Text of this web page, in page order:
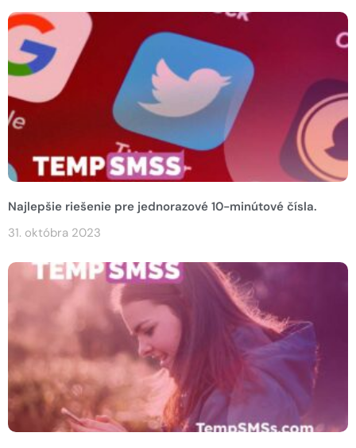
Najlepšie riešenie pre jednorazové 10-minútové čísla.
31. októbra 2023